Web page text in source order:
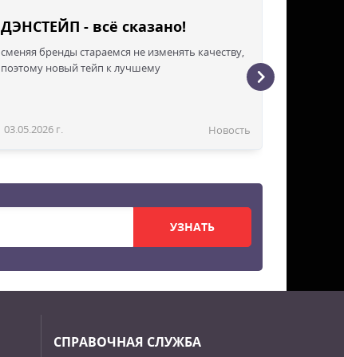
ДЭНСТЕЙП - всё сказано!
сменяя бренды стараемся не изменять качеству,
поэтому новый тейп к лучшему
03.05.2026 г. Новость
УЗНАТЬ
СПРАВОЧНАЯ СЛУЖБА